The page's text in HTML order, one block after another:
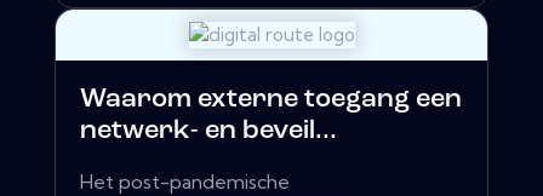
Waarom externe toegang een
netwerk- en beveil...
Het post-pandemische